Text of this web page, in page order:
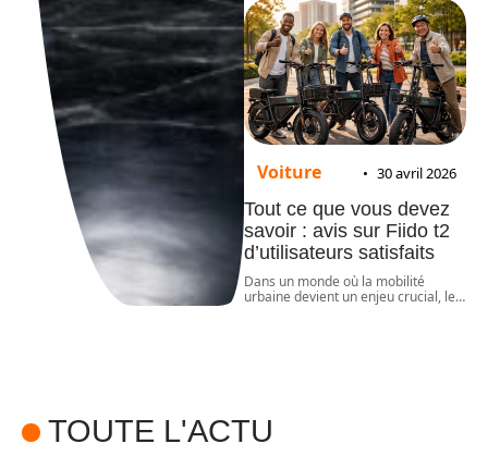
Voiture 30 avril 2026
Tout ce que vous devez
savoir : avis sur Fiido t2
d’utilisateurs satisfaits
Dans un monde où la mobilité
urbaine devient un enjeu crucial, le…
TOUTE L'ACTU